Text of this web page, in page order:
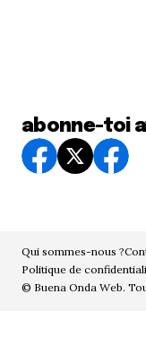
abonne-toi
Qui sommes-nous ?
Politique de
© Buena Onda Web.